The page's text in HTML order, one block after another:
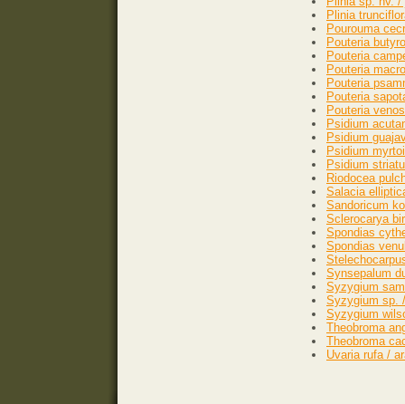
Plinia
Pourouma
Pouteria
Pouteria
Pouteria
Pouteria
Pouteria
Pouteria
Psidium
Psidium
Psidium
Psidium
Riodocea
Salacia
Sandoricum
Sclerocarya
Spondias
Spondias
Synsepalum
Syzygium
Syzygium sp.
Syzygium
Theobroma
Theobroma
Uvaria rufa /